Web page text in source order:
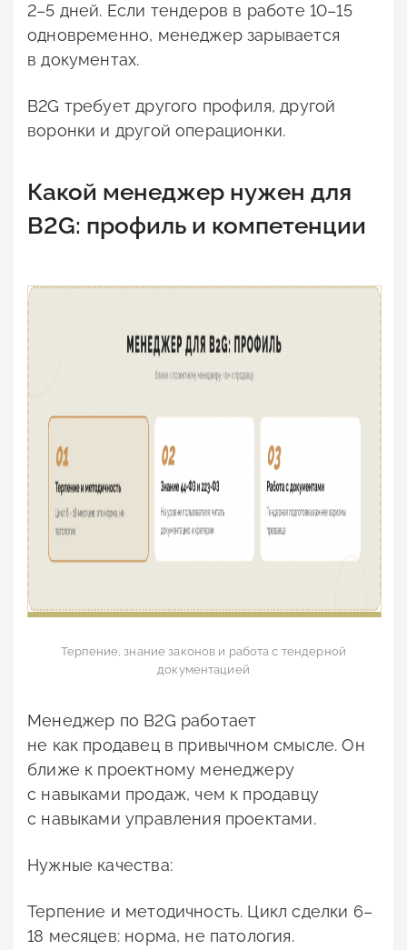
2–5 дней. Если тендеров в работе 10–15
одновременно, менеджер зарывается
в документах.
B2G требует другого профиля, другой
воронки и другой операционки.
Какой менеджер нужен для
B2G: профиль и компетенции
Терпение, знание законов и работа с тендерной
документацией
Менеджер по B2G работает
не как продавец в привычном смысле. Он
ближе к проектному менеджеру
с навыками продаж, чем к продавцу
с навыками управления проектами.
Нужные качества:
Терпение и методичность. Цикл сделки 6–
18 месяцев: норма, не патология.